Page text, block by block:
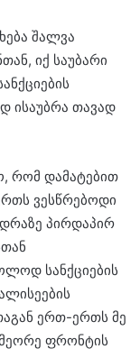
შალვა
იქ საუბარი
ისაუბრა თავად
რომ დამატებით
ვესწრებოდი
პირდაპირ
სანქციების
ერთ-ერთს მე
ფრონტის